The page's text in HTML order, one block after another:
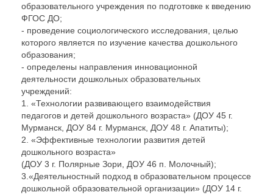
образовательного учреждения по подготовке к введению
ФГОС ДО;
- проведение социологического исследования, целью
которого является по изучение качества дошкольного
образования;
- определены направления инновационной
деятельности дошкольных образовательных
учреждений:
1. «Технологии развивающего взаимодействия
педагогов и детей дошкольного возраста» (ДОУ 45 г.
Мурманск, ДОУ 84 г. Мурманск, ДОУ 48 г. Апатиты);
2. «Эффективные технологии развития детей
дошкольного возраста»
(ДОУ 3 г. Полярные Зори, ДОУ 46 п. Молочный);
3.«Деятельностный подход в образовательном процессе
дошкольной образовательной организации» (ДОУ 14 г.